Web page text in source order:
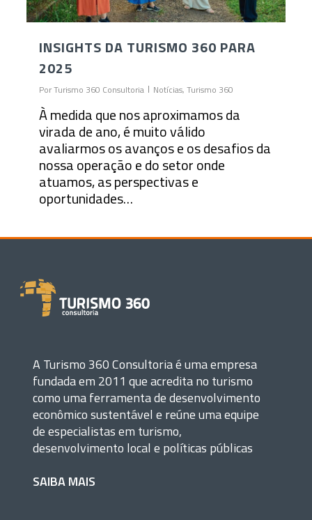
INSIGHTS DA TURISMO 360 PARA
2025
PorTurismo 360 Consultoria Notícias,Turismo 360
À medida que nos aproximamos da
virada de ano, é muito válido
avaliarmos os avanços e os desafios da
nossa operação e do setor onde
atuamos, as perspectivas e
oportunidades…
A Turismo 360 Consultoria é uma empresa
fundada em 2011 que acredita no turismo
como uma ferramenta de desenvolvimento
econômico sustentável e reúne uma equipe
de especialistas em turismo,
desenvolvimento local e políticas públicas
SAIBA MAIS